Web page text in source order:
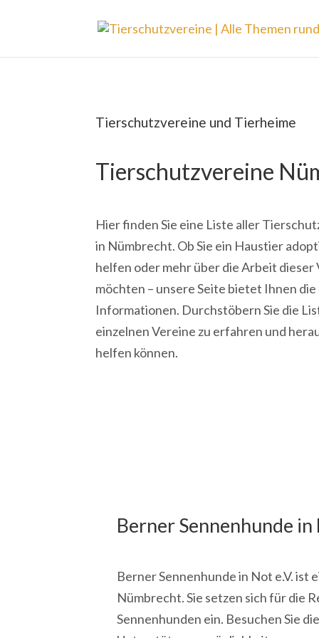
Tierschutzvereine und Tierheime
Tierschutzvereine
Hier finden Sie eine Liste aller
in Nümbrecht. Ob Sie ein Haustier
helfen oder mehr über die Arbeit
möchten – unsere Seite bietet Ihnen
Informationen. Durchstöbern Sie die
einzelnen Vereine zu erfahren und
helfen können.
Berner Sennenhunde in
Berner Sennenhunde in Not e.V.
Nümbrecht. Sie setzen sich für die
Sennenhunden ein. Besuchen Sie